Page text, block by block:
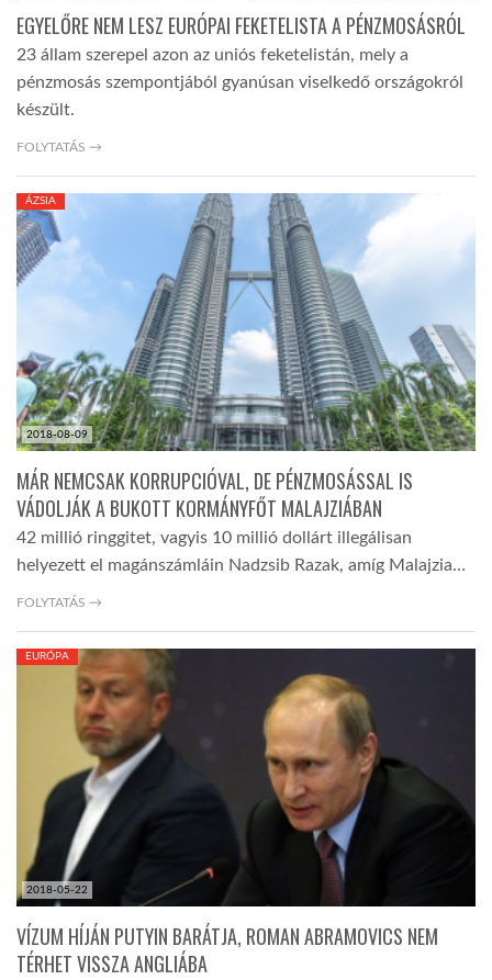
LINKTR.EE
GLOBOZSARU
DOBRAVERO.HU
GLOBOBOOK
EGYELŐRE NEM LESZ EURÓPAI FEKETELISTA A PÉNZMOSÁSRÓL
23 állam szerepel azon az uniós feketelistán, mely a
pénzmosás szempontjából gyanúsan viselkedő országokról
készült.
FOLYTATÁS →
2018-08-09
ÁZSIA
MÁR NEMCSAK KORRUPCIÓVAL, DE PÉNZMOSÁSSAL IS
VÁDOLJÁK A BUKOTT KORMÁNYFŐT MALAJZIÁBAN
42 millió ringgitet, vagyis 10 millió dollárt illegálisan
helyezett el magánszámláin Nadzsib Razak, amíg Malajzia…
FOLYTATÁS →
2018-05-22
EURÓPA
VÍZUM HÍJÁN PUTYIN BARÁTJA, ROMAN ABRAMOVICS NEM
TÉRHET VISSZA ANGLIÁBA